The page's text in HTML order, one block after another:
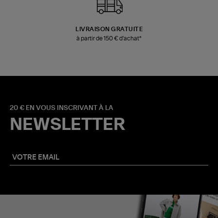
LIVRAISON GRATUITE
à partir de 150 € d'achat*
20 € EN VOUS INSCRIVANT À LA
NEWSLETTER